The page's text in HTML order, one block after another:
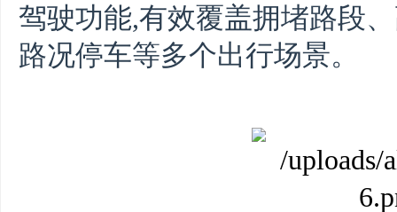
驾驶功能,有效覆盖拥堵路段
路况停车等多个出行场景。